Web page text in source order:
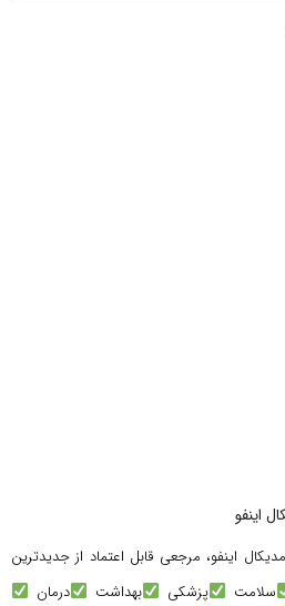
اینفو
اینفو، مرجعی قابل اعتماد از جدیدترین
سلامت پزشکی بهداشت درمان